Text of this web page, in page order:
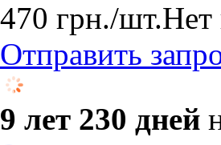
470 грн./шт.Нет
Отправить
9 лет 230 дней